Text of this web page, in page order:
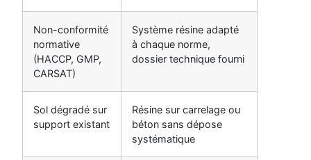
Non-conformité
normative
(HACCP, GMP,
CARSAT)
Système résine adapté
à chaque norme,
dossier technique fourni
Sol dégradé sur
support existant
Résine sur carrelage ou
béton sans dépose
systématique